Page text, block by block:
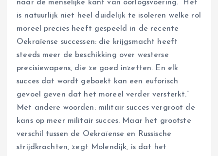
naar de menselijke kant van oorlogsvoering. “Het
is natuurlijk niet heel duidelijk te isoleren welke rol
moreel precies heeft gespeeld in de recente
Oekraïense successen: die krijgsmacht heeft
steeds meer de beschikking over westerse
precisiewapens, die ze goed inzetten. En elk
succes dat wordt geboekt kan een euforisch
gevoel geven dat het moreel verder versterkt.”
Met andere woorden: militair succes vergroot de
kans op meer militair succes. Maar het grootste
verschil tussen de Oekraïense en Russische
strijdkrachten, zegt Molendijk, is dat het